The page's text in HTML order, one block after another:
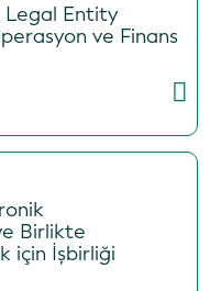
Legal Entity
ve Finans
Birlikte
için İşbirliği